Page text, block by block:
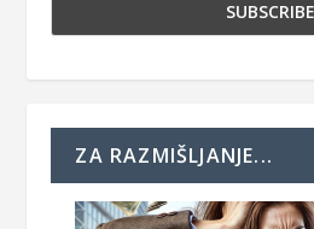
ZA RAZMIŠLJANJE...